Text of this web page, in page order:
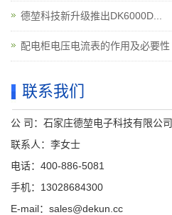
德堃科技新升级推出DK6000D...
配电柜电压电流表的作用及必要性
联系我们
公 司：石家庄德堃电子科技有限公司
联系人：李女士
电话：400-886-5081
手机：13028684300
E-mail：sales@dekun.cc